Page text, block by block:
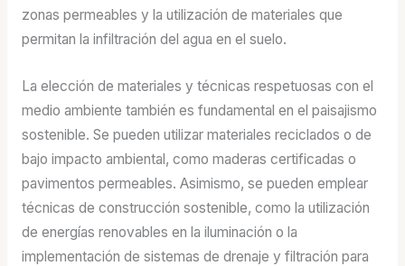
zonas permeables y la utilización de materiales que
permitan la infiltración del agua en el suelo.
La elección de materiales y técnicas respetuosas con el
medio ambiente también es fundamental en el paisajismo
sostenible. Se pueden utilizar materiales reciclados o de
bajo impacto ambiental, como maderas certificadas o
pavimentos permeables. Asimismo, se pueden emplear
técnicas de construcción sostenible, como la utilización
de energías renovables en la iluminación o la
implementación de sistemas de drenaje y filtración para